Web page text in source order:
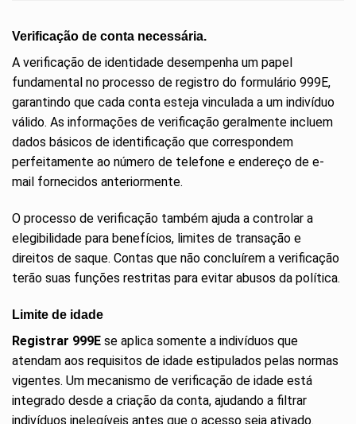
Verificação de conta necessária.
A verificação de identidade desempenha um papel
fundamental no processo de registro do formulário 999E,
garantindo que cada conta esteja vinculada a um indivíduo
válido. As informações de verificação geralmente incluem
dados básicos de identificação que correspondem
perfeitamente ao número de telefone e endereço de e-
mail fornecidos anteriormente.
O processo de verificação também ajuda a controlar a
elegibilidade para benefícios, limites de transação e
direitos de saque. Contas que não concluírem a verificação
terão suas funções restritas para evitar abusos da política.
Limite de idade
Registrar 999E se aplica somente a indivíduos que
atendam aos requisitos de idade estipulados pelas normas
vigentes. Um mecanismo de verificação de idade está
integrado desde a criação da conta, ajudando a filtrar
indivíduos inelegíveis antes que o acesso seja ativado.